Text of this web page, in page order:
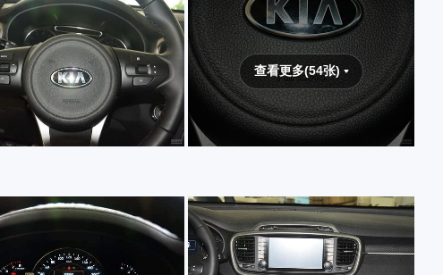
查看更多(54张)